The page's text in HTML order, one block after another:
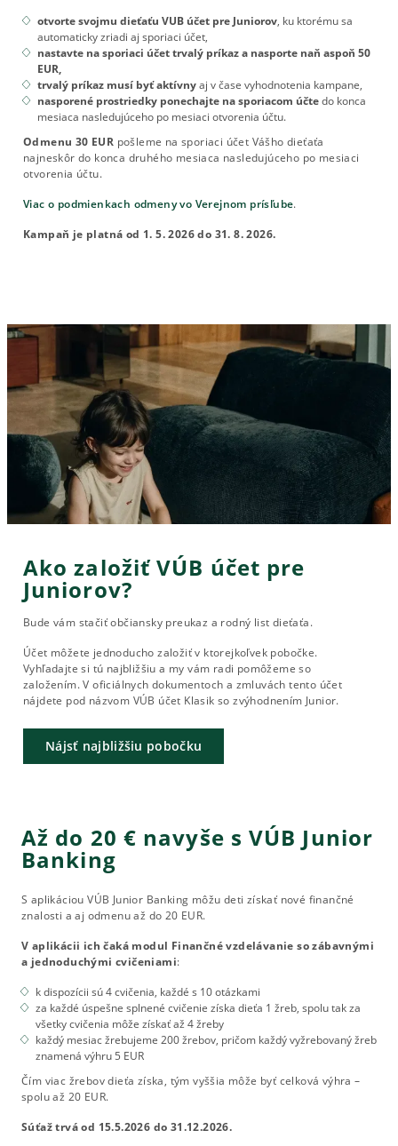
otvorte svojmu dieťaťu VUB účet pre Juniorov, ku ktorému sa
automaticky zriadi aj sporiaci účet,
nastavte na sporiaci účet trvalý príkaz a nasporte naň aspoň 50
EUR,
trvalý príkaz musí byť aktívnyaj v čase vyhodnotenia kampane,
nasporené prostriedky ponechajte na sporiacom účtedo konca
mesiaca nasledujúceho po mesiaci otvorenia účtu.
Odmenu 30 EUR pošleme na sporiaci účet Vášho dieťaťa
najneskôr do konca druhého mesiaca nasledujúceho po mesiaci
otvorenia účtu.
Viac o podmienkach odmeny vo Verejnom prísľube.
Kampaň je platná od 1. 5. 2026 do 31. 8. 2026.
Ako založiť VÚB účet pre
Juniorov?
Bude vám stačiť občiansky preukaz a rodný list dieťaťa.
Účet môžete jednoducho založiť v ktorejkoľvek pobočke.
Vyhľadajte si tú najbližšiu a my vám radi pomôžeme so
založením. V oficiálnych dokumentoch a zmluvách tento účet
nájdete pod názvom VÚB účet Klasik so zvýhodnením Junior.
Nájsť najbližšiu pobočku
Až do 20 € navyše s VÚB Junior
Banking
S aplikáciou VÚB Junior Banking môžu deti získať nové finančné
znalosti a aj odmenu až do 20 EUR.
V aplikácii ich čaká modul Finančné vzdelávanie so zábavnými
a jednoduchými cvičeniami:
k dispozícii sú 4 cvičenia, každé s 10 otázkami
za každé úspešne splnené cvičenie získa dieťa 1 žreb, spolu tak za
všetky cvičenia môže získať až 4 žreby
každý mesiac žrebujeme 200 žrebov, pričom každý vyžrebovaný žreb
znamená výhru 5 EUR
Čím viac žrebov dieťa získa, tým vyššia môže byť celková výhra –
spolu až 20 EUR.
Súťaž trvá od 15.5.2026 do 31.12.2026.